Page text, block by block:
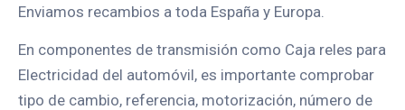
Enviamos recambios a toda España y Europa.
En componentes de transmisión como Caja reles para
Electricidad del automóvil, es importante comprobar
tipo de cambio, referencia, motorización, número de